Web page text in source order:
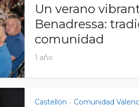
Un verano
Benadressa:
comunidad
1 año
Castellón • Comunidad